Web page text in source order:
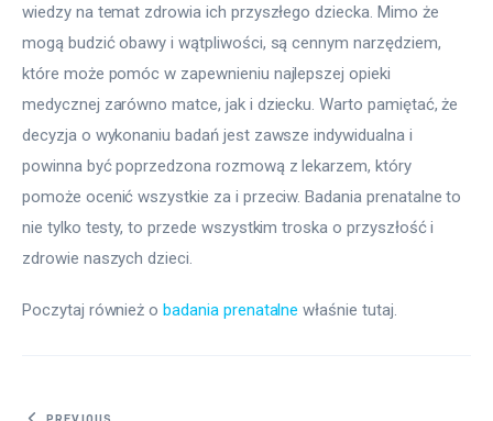
wiedzy na temat zdrowia ich przyszłego dziecka. Mimo że
mogą budzić obawy i wątpliwości, są cennym narzędziem,
które może pomóc w zapewnieniu najlepszej opieki
medycznej zarówno matce, jak i dziecku. Warto pamiętać, że
decyzja o wykonaniu badań jest zawsze indywidualna i
powinna być poprzedzona rozmową z lekarzem, który
pomoże ocenić wszystkie za i przeciw. Badania prenatalne to
nie tylko testy, to przede wszystkim troska o przyszłość i
zdrowie naszych dzieci.
Poczytaj również o badania prenatalne właśnie tutaj.